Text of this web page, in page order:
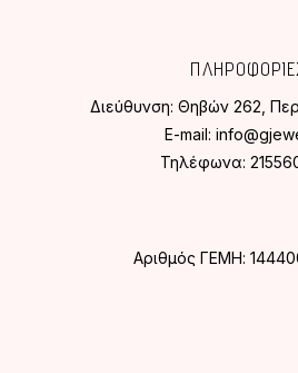
Διεύθυνση: Θηβών 262,
E-mail:
Τηλέφωνα:
Αριθμός ΓΕΜΗ: